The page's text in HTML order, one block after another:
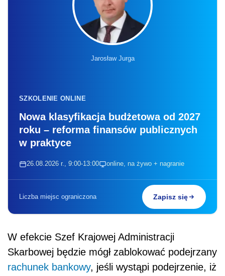
Jarosław Jurga
SZKOLENIE ONLINE
Nowa klasyfikacja budżetowa od 2027
roku – reforma finansów publicznych
w praktyce
26.08.2026 r., 9:00-13:00 online, na żywo + nagranie
Liczba miejsc ograniczona Zapisz się
W efekcie Szef Krajowej Administracji
Skarbowej będzie mógł zablokować podejrzany
rachunek bankowy, jeśli wystąpi podejrzenie, iż